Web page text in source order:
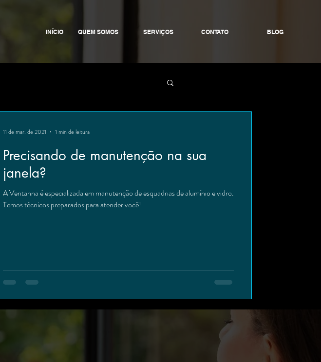
INÍCIO QUEM SOMOS SERVIÇOS CONTATO BLOG
Precisando de manutenção na sua
janela?
A Ventanna é especializada em manutenção de esquadrias de alumínio e vidro.
Temos técnicos preparados para atender você!
11 de mar. de 2021 1 min de leitura